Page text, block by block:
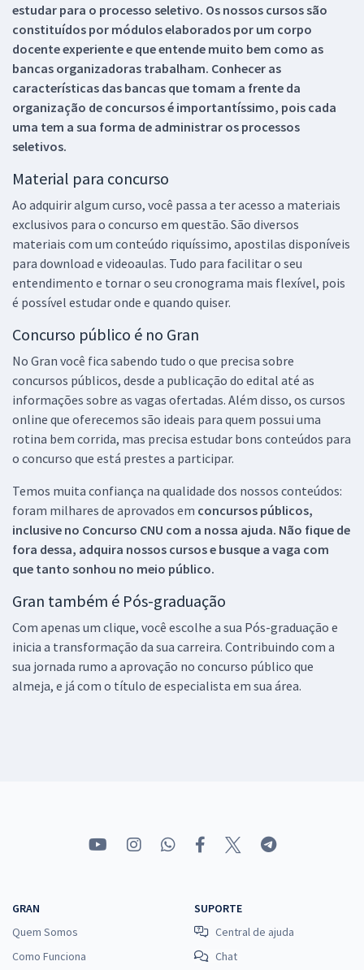
estudar para o processo seletivo. Os nossos cursos são
constituídos por módulos elaborados por um corpo
docente experiente e que entende muito bem como as
bancas organizadoras trabalham. Conhecer as
características das bancas que tomam a frente da
organização de concursos é importantíssimo, pois cada
uma tem a sua forma de administrar os processos
seletivos.
Material para concurso
Ao adquirir algum curso, você passa a ter acesso a materiais
exclusivos para o concurso em questão. São diversos
materiais com um conteúdo riquíssimo, apostilas disponíveis
para download e videoaulas. Tudo para facilitar o seu
entendimento e tornar o seu cronograma mais flexível, pois
é possível estudar onde e quando quiser.
Concurso público é no Gran
No Gran você fica sabendo tudo o que precisa sobre
concursos públicos, desde a publicação do edital até as
informações sobre as vagas ofertadas. Além disso, os cursos
online que oferecemos são ideais para quem possui uma
rotina bem corrida, mas precisa estudar bons conteúdos para
o concurso que está prestes a participar.
Temos muita confiança na qualidade dos nossos conteúdos:
foram milhares de aprovados em concursos públicos,
inclusive no Concurso CNU com a nossa ajuda. Não fique de
fora dessa, adquira nossos cursos e busque a vaga com
que tanto sonhou no meio público.
Gran também é Pós-graduação
Com apenas um clique, você escolhe a sua Pós-graduação e
inicia a transformação da sua carreira. Contribuindo com a
sua jornada rumo a aprovação no concurso público que
almeja, e já com o título de especialista em sua área.
GRAN
Quem Somos
Como Funciona
SUPORTE
Central de ajuda
Chat